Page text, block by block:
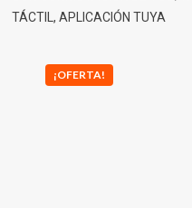
TÁCTIL, APLICACIÓN TUYA
¡OFERTA!